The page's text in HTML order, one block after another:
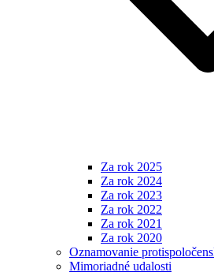
Za rok 2025
Za rok 2024
Za rok 2023
Za rok 2022
Za rok 2021
Za rok 2020
Oznamovanie
Mimoriadné udalosti